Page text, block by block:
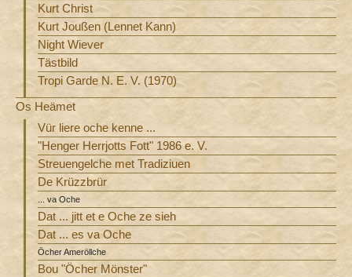
Kurt Christ
Kurt Joußen (Lennet Kann)
Night Wiever
Tästbild
Tropi Garde N. E. V. (1970)
Os Heämet
Vür liere oche kenne ...
"Henger Herrjotts Fott" 1986 e. V.
Streuengelche met Tradiziuen
De Krüzzbrür
... va Oche
Dat ... jitt et e Oche ze sieh
Dat ... es va Oche
Öcher Ameröllche
Bou "Öcher Mönster"